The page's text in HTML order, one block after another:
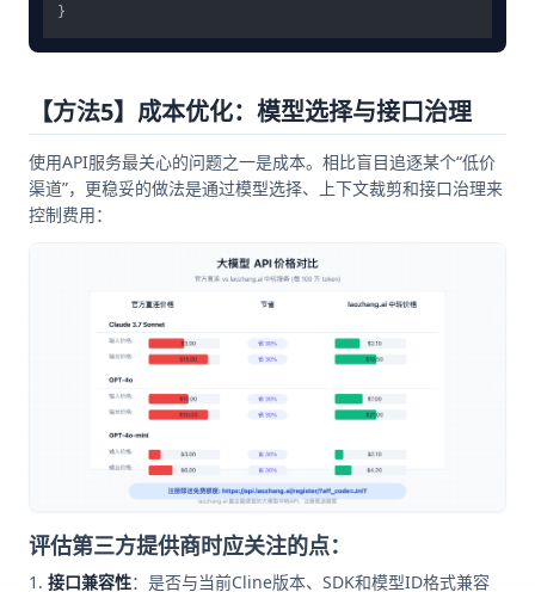
}
【方法5】成本优化：模型选择与接口治理
使用API服务最关心的问题之一是成本。相比盲目追逐某个“低价
渠道”，更稳妥的做法是通过模型选择、上下文裁剪和接口治理来
控制费用：
评估第三方提供商时应关注的点：
接口兼容性：是否与当前Cline版本、SDK和模型ID格式兼容